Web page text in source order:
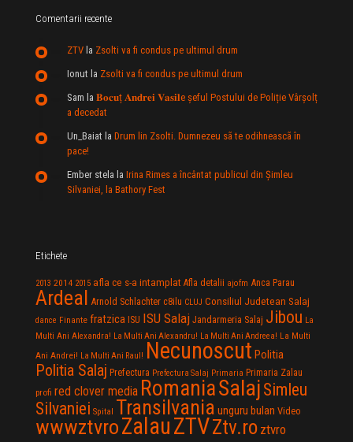
Comentarii recente
ZTV la Zsolti va fi condus pe ultimul drum
Ionut la Zsolti va fi condus pe ultimul drum
Sam la 𝐁𝐨𝐜𝐮ț 𝐀𝐧𝐝𝐫𝐞𝐢 𝐕𝐚𝐬𝐢𝐥e şeful Postului de Poliție Vârșolț
a decedat
Un_Baiat la Drum lin Zsolti. Dumnezeu sã te odihneascã în
pace!
Ember stela la Irina Rimes a încântat publicul din Şimleu
Silvaniei, la Bathory Fest
Etichete
2013 2014 2015 afla ce s-a intamplat Afla detalii ajofm Anca Parau
Ardeal Arnold Schlachter c8ilu CLUJ Consiliul Judetean Salaj
dance Finante fratzica ISU ISU Salaj Jandarmeria Salaj Jibou La
Multi Ani Alexandra! La Multi Ani Alexandru! La Multi Ani Andreea! La Multi
Ani Andrei! La Multi Ani Raul! Necunoscut Politia
Politia Salaj Prefectura Prefectura Salaj Primaria Primaria Zalau
profi red clover media RomaniaSalaj Simleu
Silvaniei Spital Transilvania unguru bulan Video
wwwztvroZalauZTVZtv.ro ztvro